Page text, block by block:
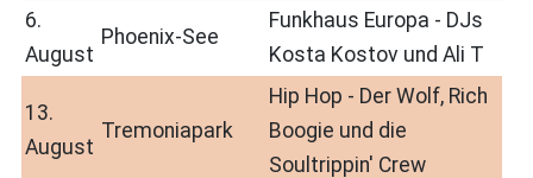
6.
August
Phoenix-See
Funkhaus Europa - DJs
Kosta Kostov und Ali T
13.
August
Tremoniapark
Hip Hop - Der Wolf, Rich
Boogie und die
Soultrippin' Crew